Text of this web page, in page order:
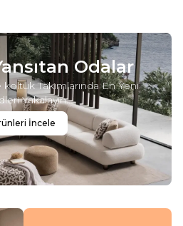
Odalar
Takımlarında En Yeni
Yakalayın..
İncele